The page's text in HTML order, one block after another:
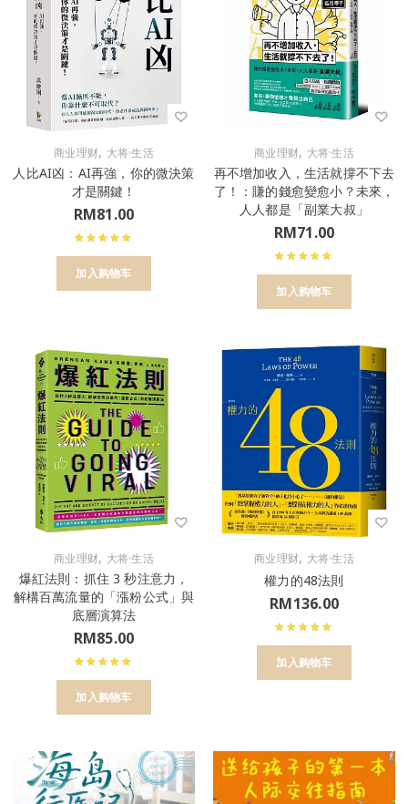
商业理财, 大将·生活
人比AI凶：AI再強，你的微決策
才是關鍵！
RM81.00
加入购物车
商业理财, 大将·生活
再不增加收入，生活就撐不下去
了！：賺的錢愈變愈小？未來，
人人都是「副業大叔」
RM71.00
加入购物车
商业理财, 大将·生活
爆紅法則：抓住 3 秒注意力，
解構百萬流量的「漲粉公式」與
底層演算法
RM85.00
加入购物车
商业理财, 大将·生活
權力的48法則
RM136.00
加入购物车